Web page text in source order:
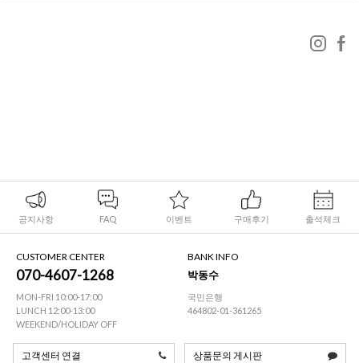
공지사항 FAQ 이벤트 구매후기 출석체크
CUSTOMER CENTER
070-4607-1268
MON-FRI 10:00-17:00
LUNCH 12:00-13:00
WEEKEND/HOLIDAY OFF
BANK INFO
박동수
국민은행
464802-01-361265
고객센터 연결 상품문의 게시판